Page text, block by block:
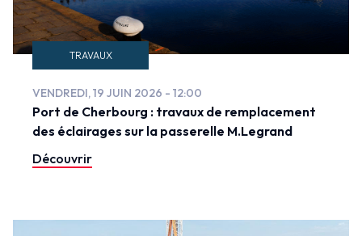
TRAVAUX
VENDREDI, 19 JUIN 2026 - 12:00
Port de Cherbourg : travaux de remplacement
des éclairages sur la passerelle M.Legrand
Découvrir